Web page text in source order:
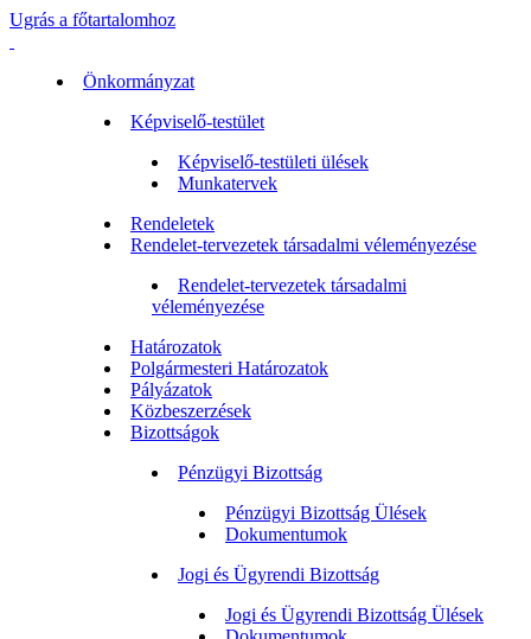
Ugrás a főtartalomhoz
Önkormányzat
Képviselő-testület
Képviselő-testületi ülések
Munkatervek
Rendeletek
Rendelet-tervezetek társadalmi véleményezése
Rendelet-tervezetek társadalmi
véleményezése
Határozatok
Polgármesteri Határozatok
Pályázatok
Közbeszerzések
Bizottságok
Pénzügyi Bizottság
Pénzügyi Bizottság Ülések
Dokumentumok
Jogi és Ügyrendi Bizottság
Jogi és Ügyrendi Bizottság Ülések